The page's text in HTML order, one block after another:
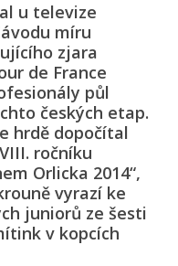
u televize
míru
zjara
de France
půl
českých etap.
hrdě dopočítal
ročníku
Orlicka 2014“,
vyrazí ke
juniorů ze šesti
v kopcích